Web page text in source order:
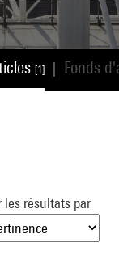
[1] Fonds
les résultats par